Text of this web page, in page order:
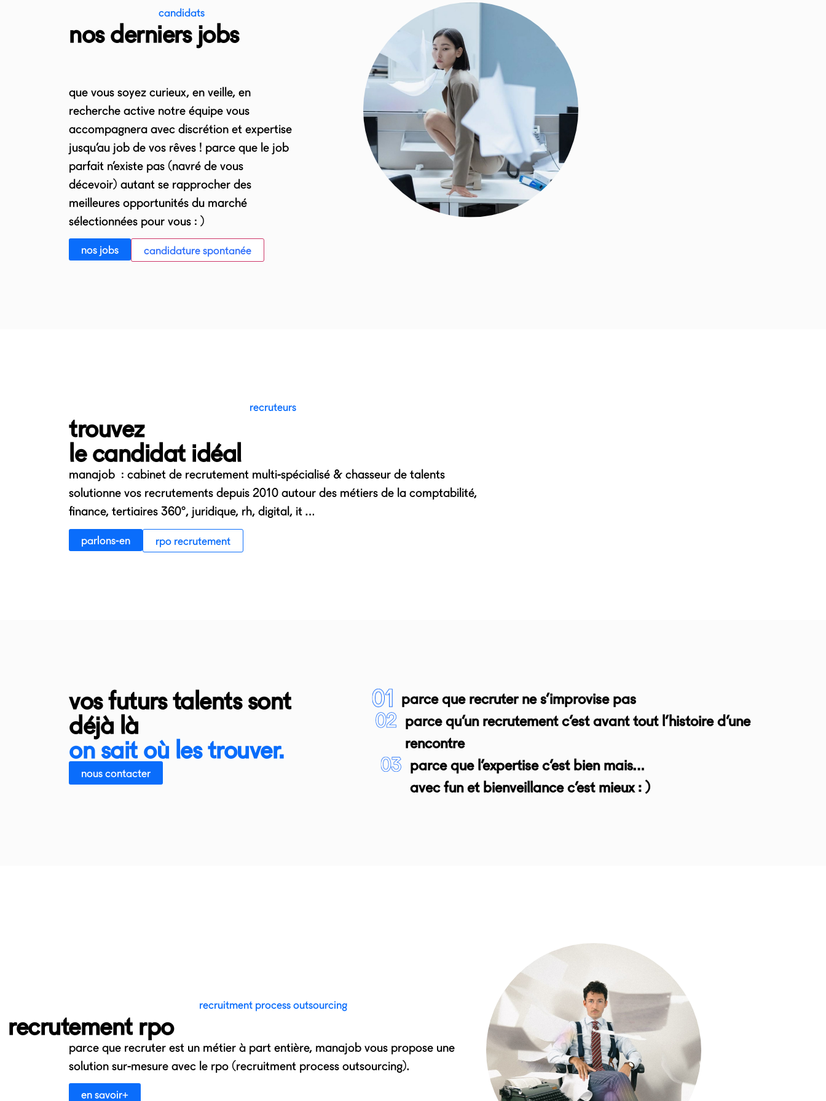
candidats
nos derniers jobs
que vous soyez curieux, en veille, en
recherche active notre équipe vous
accompagnera avec discrétion et expertise
jusqu’au job de vos rêves ! parce que le job
parfait n’existe pas (navré de vous
décevoir) autant se rapprocher des
meilleures opportunités du marché
sélectionnées pour vous : )
nos jobs candidature spontanée
recruteurs
trouvez
le candidat idéal
manajob : cabinet de recrutement multi-spécialisé & chasseur de talents
solutionne vos recrutements depuis 2010 autour des métiers de la comptabilité,
finance, tertiaires 360°, juridique, rh, digital, it …
parlons-en rpo recrutement
vos futurs talents sont
déjà là
on sait où les trouver.
nous contacter
parce que recruter ne s’improvise pas
parce qu’un recrutement c’est avant tout l’histoire d’une
rencontre
parce que l’expertise c’est bien mais…
avec fun et bienveillance c’est mieux : )
recruitment process outsourcing
recrutement rpo
parce que recruter est un métier à part entière, manajob vous propose une
solution sur-mesure avec le rpo (recruitment process outsourcing).
en savoir+